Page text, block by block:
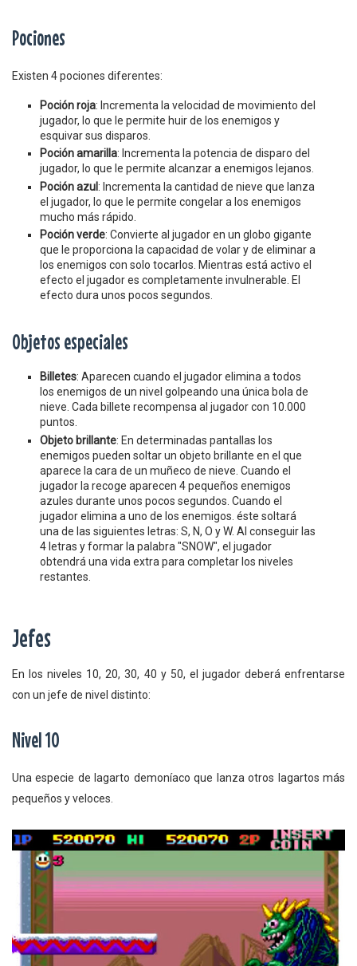
Pociones
Existen 4 pociones diferentes:
Poción roja: Incrementa la velocidad de movimiento del
jugador, lo que le permite huir de los enemigos y
esquivar sus disparos.
Poción amarilla: Incrementa la potencia de disparo del
jugador, lo que le permite alcanzar a enemigos lejanos.
Poción azul: Incrementa la cantidad de nieve que lanza
el jugador, lo que le permite congelar a los enemigos
mucho más rápido.
Poción verde: Convierte al jugador en un globo gigante
que le proporciona la capacidad de volar y de eliminar a
los enemigos con solo tocarlos. Mientras está activo el
efecto el jugador es completamente invulnerable. El
efecto dura unos pocos segundos.
Objetos especiales
Billetes: Aparecen cuando el jugador elimina a todos
los enemigos de un nivel golpeando una única bola de
nieve. Cada billete recompensa al jugador con 10.000
puntos.
Objeto brillante: En determinadas pantallas los
enemigos pueden soltar un objeto brillante en el que
aparece la cara de un muñeco de nieve. Cuando el
jugador la recoge aparecen 4 pequeños enemigos
azules durante unos pocos segundos. Cuando el
jugador elimina a uno de los enemigos. éste soltará
una de las siguientes letras: S, N, O y W. Al conseguir las
4 letras y formar la palabra "SNOW", el jugador
obtendrá una vida extra para completar los niveles
restantes.
Jefes
En los niveles 10, 20, 30, 40 y 50, el jugador deberá enfrentarse
con un jefe de nivel distinto:
Nivel 10
Una especie de lagarto demoníaco que lanza otros lagartos más
pequeños y veloces.